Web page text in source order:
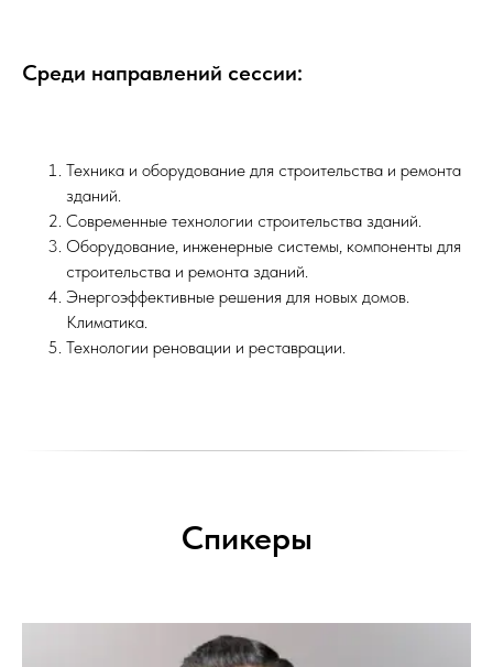
Среди направлений сессии:
Техника и оборудование для строительства и ремонта
зданий.
Современные технологии строительства зданий.
Оборудование, инженерные системы, компоненты для
строительства и ремонта зданий.
Энергоэффективные решения для новых домов.
Климатика.
Технологии реновации и реставрации.
Спикеры